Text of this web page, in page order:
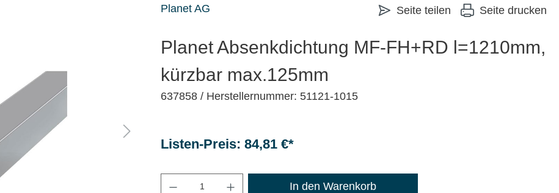
Planet AG Seite teilen Seite drucken
Planet Absenkdichtung MF-FH+RD l=1210mm,
kürzbar max.125mm
637858 / Herstellernummer: 51121-1015
Listen-Preis: 84,81 €*
Maximale Bestellmenge: 1200
In den Warenkorb